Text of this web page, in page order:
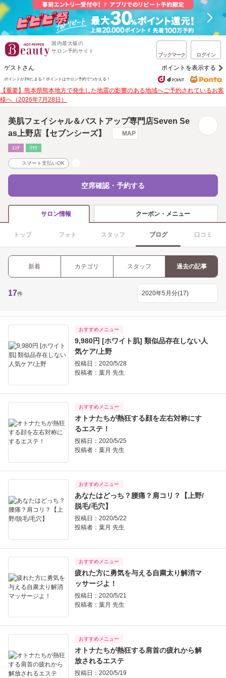
国内最大級の
サロン予約サイト
ブックマーク ログイン
ゲストさん ポイントを表示する
ポイントが1%たまる！ ポイントはサロン予約でつかえる！
【重要】熊本県熊本地方で発生した地震の影響のある地域へご予約されているお客
様へ（2026年7月28日）
美肌フェイシャル＆バストアップ専門店Seven Se
as上野店【セブンシーズ】
MAP
ｴｽﾃ ﾘﾗｸ
スマート支払いOK
空席確認・予約する
サロン情報 クーポン・メニュー
トップ フォト スタッフ ブログ 口コミ
新着 カテゴリ スタッフ 過去の記事
17件
おすすめメニュー
9,980円 [ホワイト肌] 類似品存在しない人
気ケア/上野
投稿日：2020/5/28
投稿者： 葉月 先生
おすすめメニュー
オトナたちが熱狂する顔を左右対称にす
るエステ！
投稿日：2020/5/25
投稿者： 葉月 先生
おすすめメニュー
あなたはどっち？腰痛？肩コリ？【上野/
脱毛/毛穴】
投稿日：2020/5/22
投稿者： 葉月 先生
おすすめメニュー
疲れた方に勇気を与える自粛太り解消マ
ッサージよ！
投稿日：2020/5/21
投稿者： 葉月 先生
おすすめメニュー
オトナたちが熱狂する肩首の疲れから解
放されるエステ
投稿日：2020/5/19